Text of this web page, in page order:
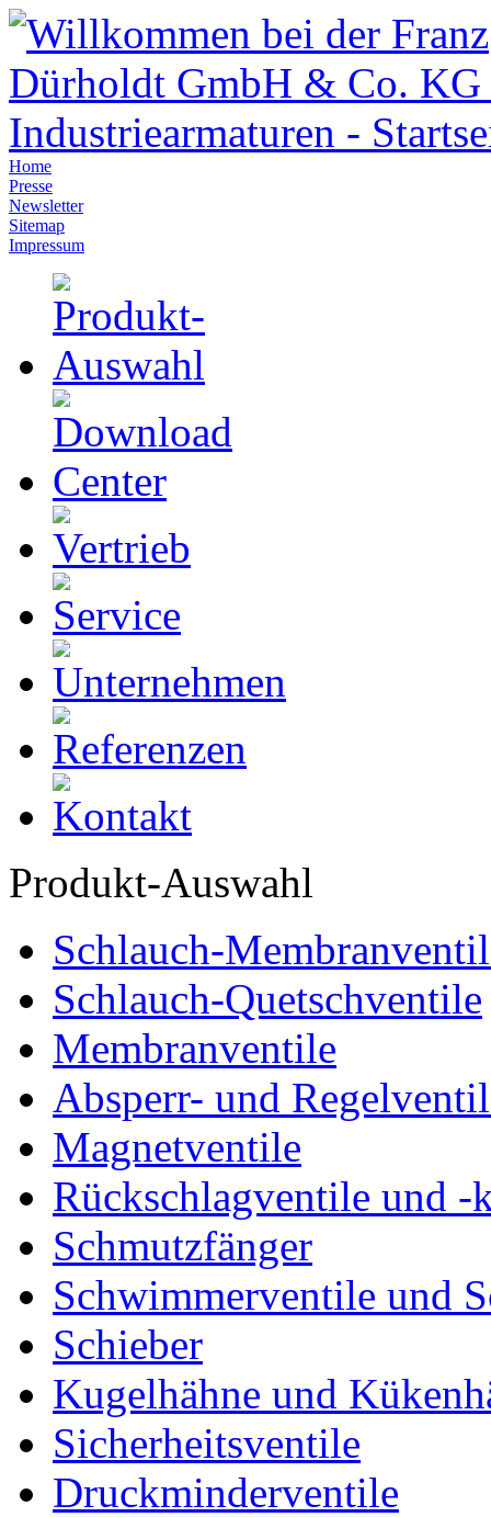
Home
Presse
Newsletter
Sitemap
Impressum
Produkt-Auswahl
Schlauch-
Schlauch-Quetschventile
Membranventile
Absperr- und
Magnetventile
Rückschlagventile und -
Schmutzfänger
Schwimmerventile und
Schieber
Kugelhähne und
Sicherheitsventile
Druckminderventile